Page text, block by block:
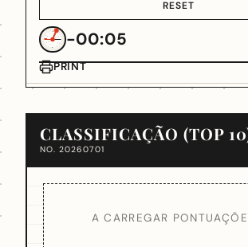
RESET
-00:05
PRINT
CLASSIFICAÇÃO (TOP
NO. 20260701
A CARREGAR